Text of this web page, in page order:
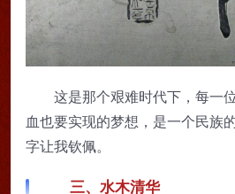
这是那个艰难时代下，每一
血也要实现的梦想，是一个民族
字让我钦佩。
三、水木清华